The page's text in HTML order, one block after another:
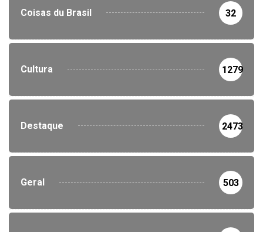
Coisas du Brasil 32
Cultura 1279
Destaque 2473
Geral 503